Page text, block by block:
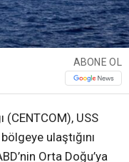
ABONE OL
(CENTCOM), USS
ulaştığını
Orta Doğu’ya